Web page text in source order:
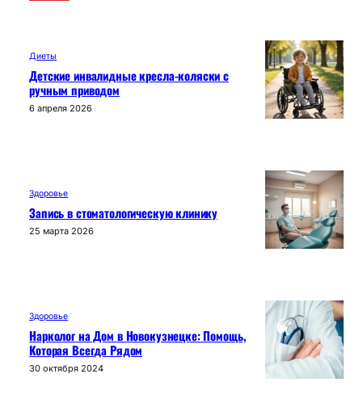
Диеты
Детские инвалидные кресла-коляски с
ручным приводом
6 апреля 2026
Здоровье
Запись в стоматологическую клинику
25 марта 2026
Здоровье
Нарколог на Дом в Новокузнецке: Помощь,
Которая Всегда Рядом
30 октября 2024